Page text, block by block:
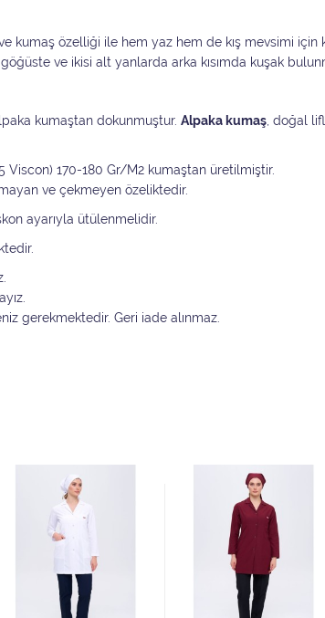
kumaş özelliği ile hem yaz hem de kış mevsimi için
ve ikisi alt yanlarda arka kısımda kuşak
kumaştan dokunmuştur. Alpaka kumaş , doğal
Viscon) 170-180 Gr/M2 kumaştan üretilmiştir.
ve çekmeyen özeliktedir.
ayarıyla ütülenmelidir.
gerekmektedir. Geri iade alınmaz.